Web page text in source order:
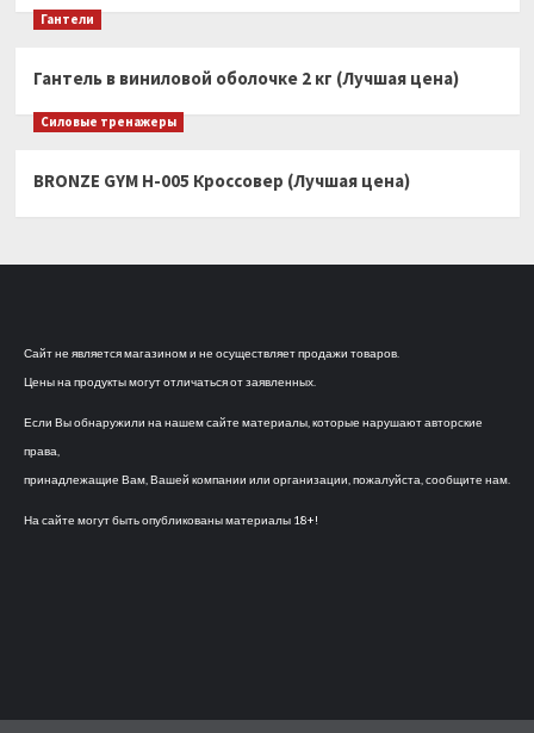
Гантели
Гантель в виниловой оболочке 2 кг (Лучшая цена)
Силовые тренажеры
BRONZE GYM H-005 Кроссовер (Лучшая цена)
Сайт не является магазином и не осуществляет продажи товаров.
Цены на продукты могут отличаться от заявленных.
Если Вы обнаружили на нашем сайте материалы, которые нарушают авторские
права,
принадлежащие Вам, Вашей компании или организации, пожалуйста, сообщите нам.
На сайте могут быть опубликованы материалы 18+!